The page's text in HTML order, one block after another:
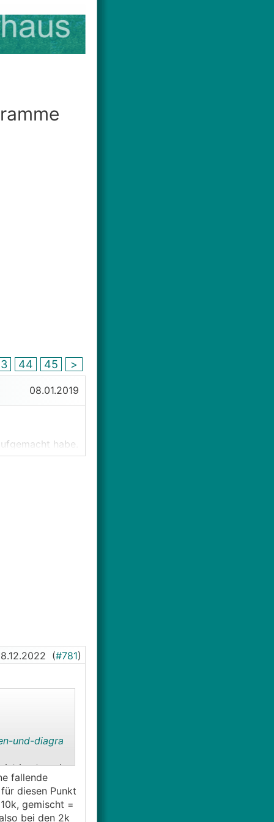
44 45 >
08.01.2019
habe.
(#781)
und-diagra
in etwa der
sie macht
oder
fallende
diesen Punkt
gemischt =
bei den 2k